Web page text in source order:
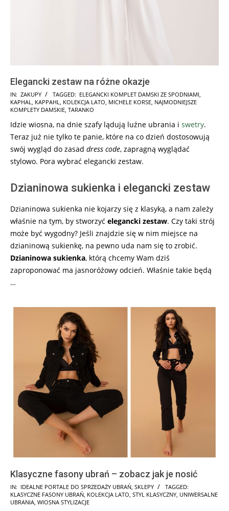
Elegancki zestaw na różne okazje
2025-
06-
IN: ZAKUPY TAGGED: ELEGANCKI KOMPLET DAMSKI ZE SPODNIAMI,
KAPHAL, KAPPAHL, KOLEKCJA LATO, MICHELE KORSE, NAJMODNIEJSZE
KOMPLETY DAMSKIE, TARANKO
Idzie wiosna, na dnie szafy lądują luźne ubrania i swetry.
Teraz już nie tylko te panie, które na co dzień dostosowują
swój wygląd do zasad dress code, zapragną wyglądać
stylowo. Pora wybrać elegancki zestaw.
Dzianinowa sukienka i elegancki zestaw
Dzianinowa sukienka nie kojarzy się z klasyką, a nam zależy
właśnie na tym, by stworzyć elegancki zestaw. Czy taki strój
może być wygodny? Jeśli znajdzie się w nim miejsce na
dzianinową sukienkę, na pewno uda nam się to zrobić.
Dzianinowa sukienka, którą chcemy Wam dziś
zaproponować ma jasnoróżowy odcień. Właśnie takie będą
…
Klasyczne fasony ubrań – zobacz jak je nosić
2025-
04-
IN: IDEALNE PORTALE DO SPRZEDAŻY UBRAŃ SKLEPY
TAGGED:
KLASYCZNE FASONY UBRAŃ KOLEKCJA LATO STYL KLASYCZNY UNIWERSALNE
UBRANIA WIOSNA STYLIZACJE